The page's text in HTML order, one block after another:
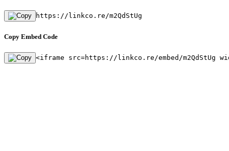
https://linkco.re/m2QdStUg
Copy Embed Code
<iframe src=https://linkco.re/embed/m2QdStUg